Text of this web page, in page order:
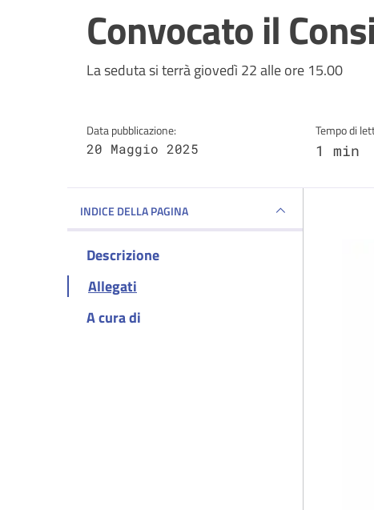
Convocato il
Dettagli della notizia
La seduta si terrà giovedì 22 alle ore 15.00
Data pubblicazione:
20 Maggio 2025
Tempo di
1 min
INDICE DELLA PAGINA
Descrizione
Allegati
A cura di